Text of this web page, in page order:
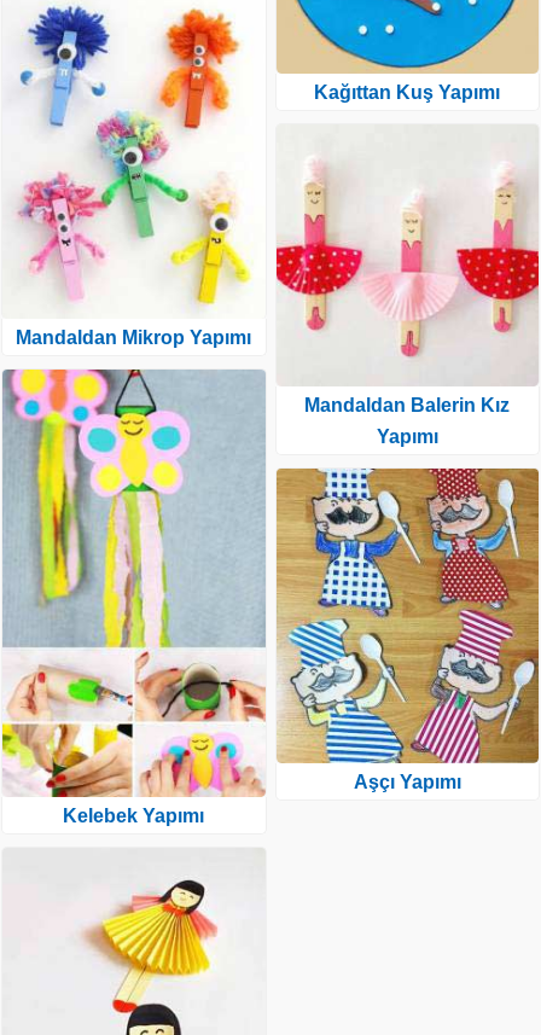
Mandaldan Mikrop Yapımı
Kelebek Yapımı
Kağıttan Kuş Yapımı
Mandaldan Balerin Kız
Yapımı
Aşçı Yapımı